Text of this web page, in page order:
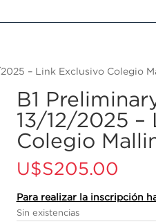
– Link Exclusivo Colegio
B1
13/12/2025 –
Colegio
U$S205.00
Para realizar la inscripción
Sin existencias